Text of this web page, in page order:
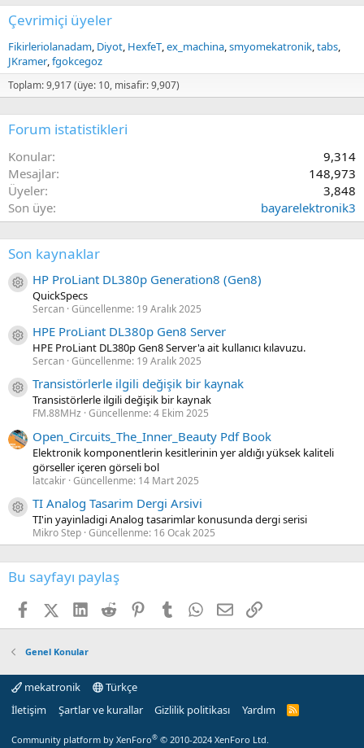
Çevrimiçi üyeler
Fikirleriolanadam Diyot HexfeT ex_machina smyomekatronik tabs
JKramer fgokcegoz
Toplam: 9,917 (üye: 10, misafir: 9,907)
Forum istatistikleri
Konular
9,314
Mesajlar
148,973
Üyeler
3,848
Son üye
bayarelektronik3
Son kaynaklar
Kaynak ikon/amblem
HP ProLiant DL380p Generation8 (Gen8)
QuickSpecs
Sercan Güncellenme: 19 Aralık 2025
Kaynak ikon/amblem
HPE ProLiant DL380p Gen8 Server
HPE ProLiant DL380p Gen8 Server'a ait kullanıcı kılavuzu.
Sercan Güncellenme: 19 Aralık 2025
Kaynak ikon/amblem
Transistörlerle ilgili değişik bir kaynak
Transistörlerle ilgili değişik bir kaynak
FM.88MHz Güncellenme:4 Ekim 2025
Open_Circuits_The_Inner_Beauty Pdf Book
Elektronik komponentlerin kesitlerinin yer aldığı yüksek kaliteli
görseller içeren görseli bol
latcakir Güncellenme: 14 Mart 2025
Kaynak ikon/amblem
TI Analog Tasarim Dergi Arsivi
TI'in yayinladigi Analog tasarimlar konusunda dergi serisi
Mikro Step Güncellenme: 16 Ocak 2025
Bu sayfayı paylaş
FacebookX (Twitter)
LinkedIn
Reddit PinterestTumblr WhatsApp
E-postaLink
Genel Konular
mekatronik
Türkçe
İletişim
Şartlar ve kurallar Gizlilik politikası Yardım
R
Community platform by XenForo® © 2010-2024 XenForo Ltd.